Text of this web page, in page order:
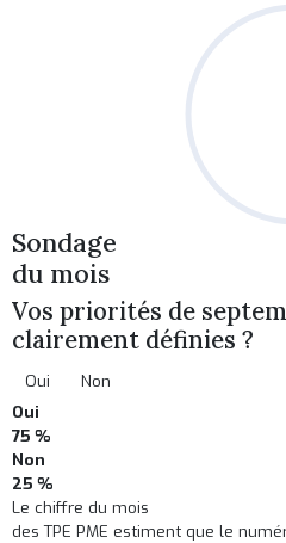
Sondage
du mois
Vos priorités de
clairement définies ?
Oui
Non
Oui
75 %
Non
25 %
Le chiffre du mois
des TPE PME estiment que le